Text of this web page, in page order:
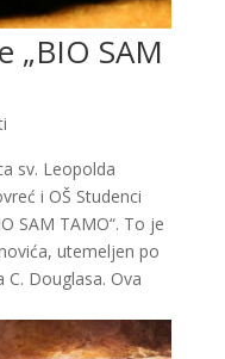
„BIO SAM
sv. Leopolda
i OŠ Studenci
SAM TAMO“. To je
utemeljen po
Douglasa. Ova